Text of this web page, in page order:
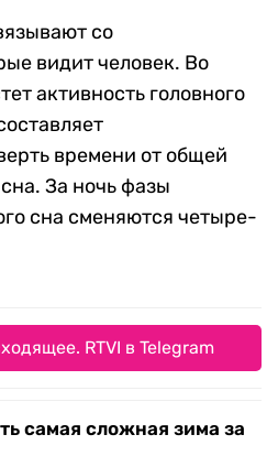
со
видит человек. Во
активность головного
времени от общей
За ночь фазы
сна сменяются четыре-
RTVI в Telegram
самая сложная зима за